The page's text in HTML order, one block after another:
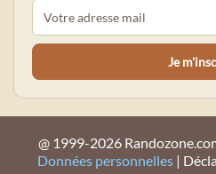
@ 1999-2026
Données personnelles |